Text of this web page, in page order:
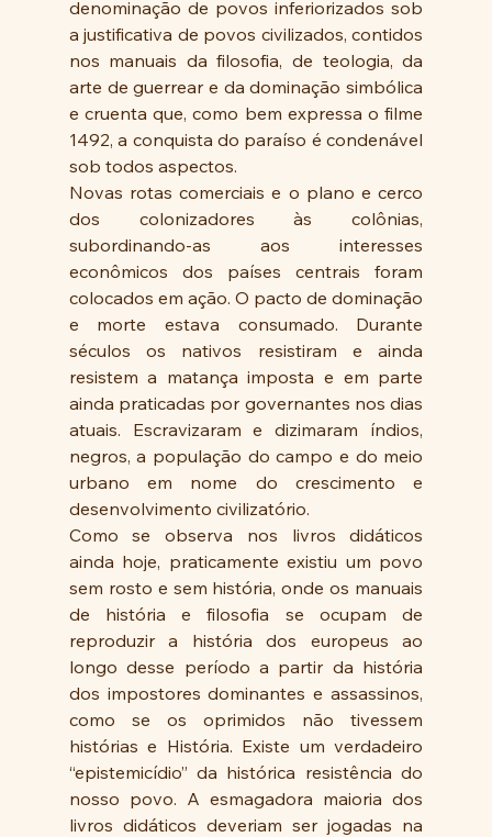
denominação de povos inferiorizados sob
a justificativa de povos civilizados, contidos
nos manuais da filosofia, de teologia, da
arte de guerrear e da dominação simbólica
e cruenta que, como bem expressa o filme
1492, a conquista do paraíso é condenável
sob todos aspectos.
Novas rotas comerciais e o plano e cerco
dos colonizadores às colônias,
subordinando-as aos interesses
econômicos dos países centrais foram
colocados em ação. O pacto de dominação
e morte estava consumado. Durante
séculos os nativos resistiram e ainda
resistem a matança imposta e em parte
ainda praticadas por governantes nos dias
atuais. Escravizaram e dizimaram índios,
negros, a população do campo e do meio
urbano em nome do crescimento e
desenvolvimento civilizatório.
Como se observa nos livros didáticos
ainda hoje, praticamente existiu um povo
sem rosto e sem história, onde os manuais
de história e filosofia se ocupam de
reproduzir a história dos europeus ao
longo desse período a partir da história
dos impostores dominantes e assassinos,
como se os oprimidos não tivessem
histórias e História. Existe um verdadeiro
“epistemicídio” da histórica resistência do
nosso povo. A esmagadora maioria dos
livros didáticos deveriam ser jogadas na